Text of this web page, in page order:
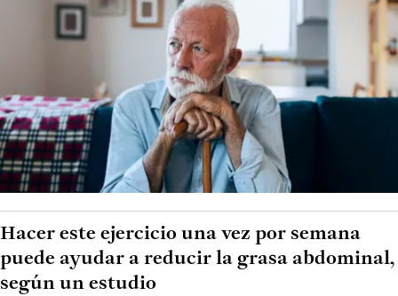
Hacer este ejercicio una vez por semana
puede ayudar a reducir la grasa abdominal,
según un estudio